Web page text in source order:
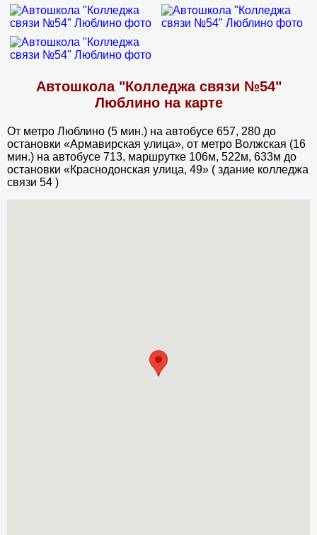
Автошкола "Колледжа связи №54"
Люблино на карте
От метро Люблино (5 мин.) на автобусе 657, 280 до
остановки «Армавирская улица», от метро Волжская (16
мин.) на автобусе 713, маршрутке 106м, 522м, 633м до
остановки «Краснодонская улица, 49» ( здание колледжа
связи 54 )